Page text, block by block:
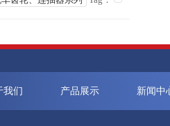
我们 产品展示 新闻中